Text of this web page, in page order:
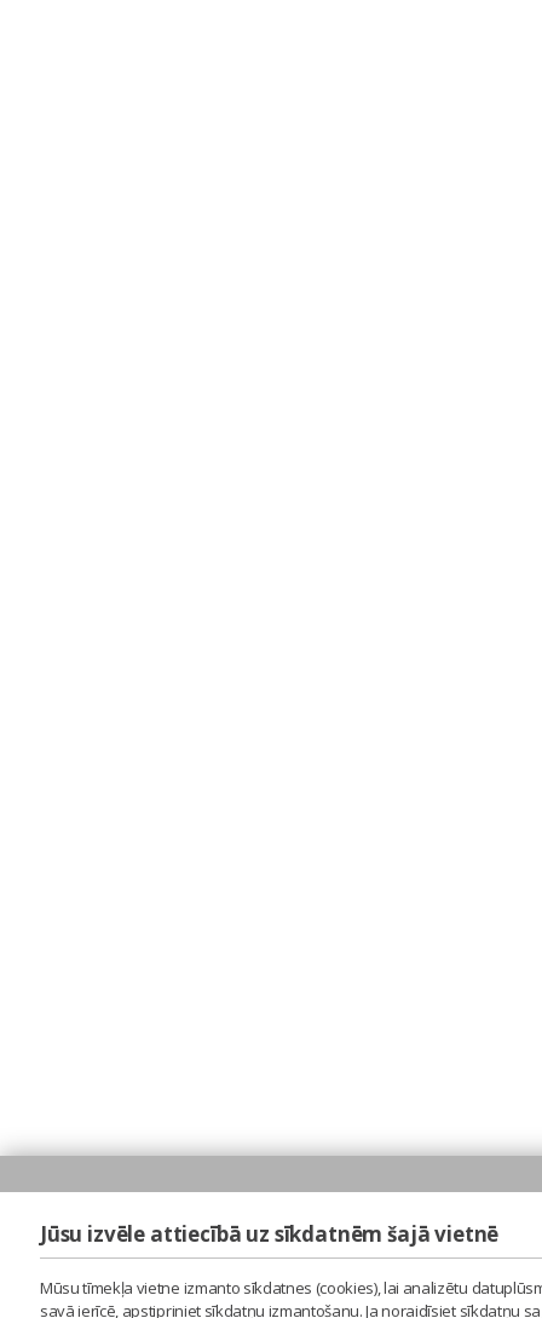
Jūsu izvēle attiecībā uz sīkdatnēm šajā vietnē
Mūsu tīmekļa vietne izmanto sīkdatnes (cookies), lai analizētu
savā ierīcē, apstipriniet sīkdatņu izmantošanu. Ja noraidīsiet sīkdatņu